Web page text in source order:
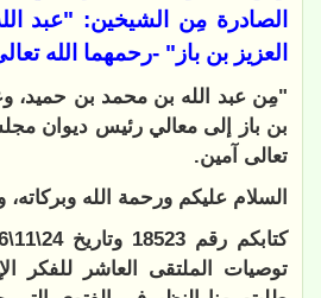
الصادرة مِن الشيخين: "عبد
العزيز بن باز" -رحمهما الله
"مِن عبد الله بن محمد بن حميد،
بن باز إلى معالي رئيس ديوان
تعالى آمين.
السلام عليكم ورحمة الله وبركاته،
توصيات الملتقى العاشر للفكر